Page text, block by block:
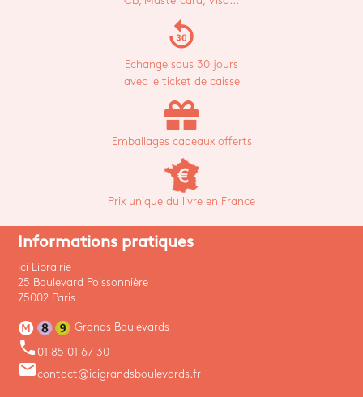
replay_30
Echange sous 30 jours
avec le ticket de caisse
Emballages cadeaux offerts
Prix unique du livre en France
Informations pratiques
Ici Librairie
25 Boulevard Poissonnière
75002 Paris
Grands Boulevards
phone 01 85 01 67 30
emailcontact@icigrandsboulevards.fr